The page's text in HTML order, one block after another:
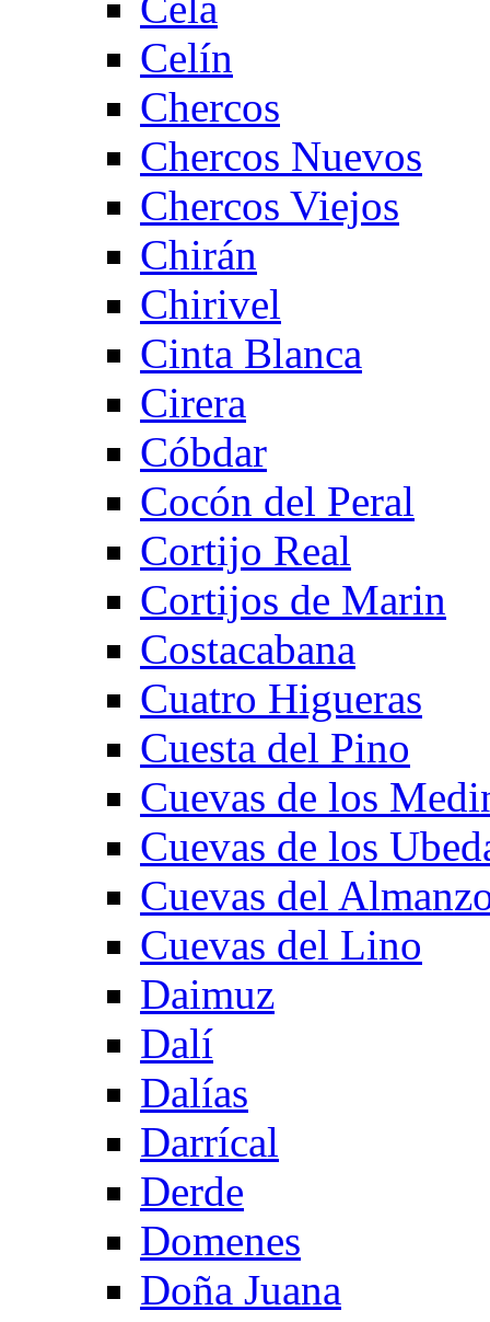
Celín
Chercos
Chercos Nuevos
Chercos Viejos
Chirán
Chirivel
Cinta Blanca
Cirera
Cóbdar
Cocón del Peral
Cortijo Real
Cortijos de Marin
Costacabana
Cuatro Higueras
Cuesta del Pino
Cuevas de los
Cuevas de los
Cuevas del
Cuevas del Lino
Daimuz
Dalí
Dalías
Darrícal
Derde
Domenes
Doña Juana